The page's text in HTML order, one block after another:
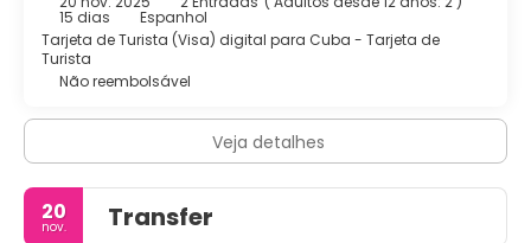
casa de banho com duche, secador de cabelo, telefone
com ligação directa, televisão via satélite, acesso à
Internet, cama de casal ou kingsize, cozinha, mini-bar,
cofre e varanda ou terraço. O ar condicionado completa
15 dias
Espanhol
Tarjeta de Turista (Visa) digital para Cuba - Tarjeta de
Turista
Não reembolsável
Veja detalhes
20
nov. Transfer